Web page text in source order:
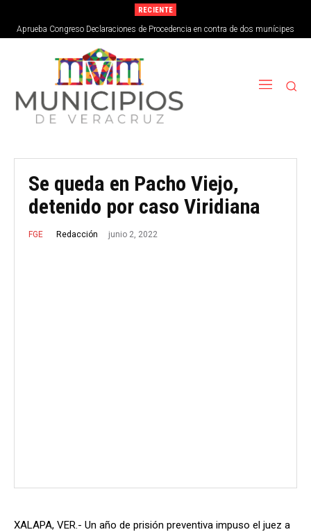
RECIENTE
Aprueba Congreso Declaraciones de Procedencia en contra de dos munícipes
Se queda en Pacho Viejo,
detenido por caso Viridiana
FGE Redacción junio 2, 2022
XALAPA, VER.- Un año de prisión preventiva impuso el juez a